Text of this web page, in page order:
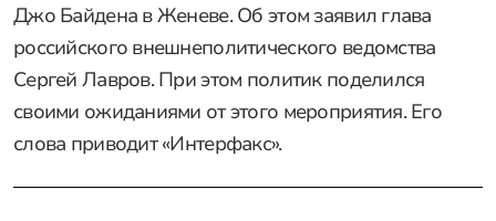
Джо Байдена в Женеве. Об этом заявил глава
российского внешнеполитического ведомства
Сергей Лавров. При этом политик поделился
своими ожиданиями от этого мероприятия. Его
слова приводит «Интерфакс».